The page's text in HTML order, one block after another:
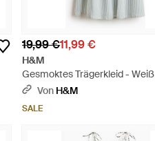
19,99 €11,99 €
H&M
Gesmoktes Trägerkleid - Weiß
Von H&M
SALE